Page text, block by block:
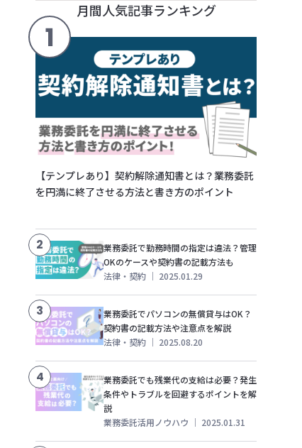
月間人気記事ランキング
1
【テンプレあり】契約解除通知書とは？業務委託
を円満に終了させる方法と書き方のポイント
2
業務委託で勤務時間の指定は違法？管理
OKのケースや契約書の記載方法も
法律・契約 ｜ 2025.01.29
3
業務委託でパソコンの無償貸与はOK？
契約書の記載方法や注意点を解説
法律・契約 ｜ 2025.08.20
4
業務委託でも残業代の支給は必要？発生
条件やトラブルを回避するポイントを解
説
業務委託活用ノウハウ ｜ 2025.01.31